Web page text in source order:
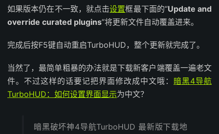
如果版本仍在不一致，就点击设置框最下面的“Update and
override curated plugins”将更新文件自动覆盖进来。
完成后按F5键自动重启TurboHUD，整个更新就完成了。
当然了，最简单粗暴的办法就是下载新客户端覆盖一遍老文
件。不过这样的话要记把界面修改成中文哦： 暗黑4导航
TurboHUD：如何设置界面显示为中文？
暗黑破坏神4导航TurboHUD 最新版下载地